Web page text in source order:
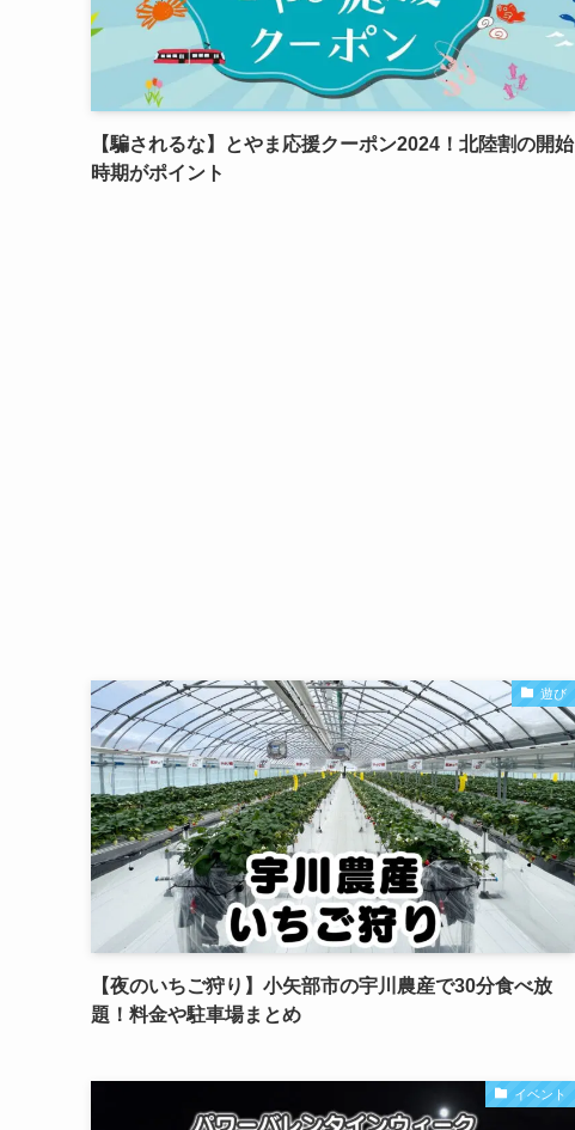
【騙されるな】とやま応援クーポン2024！北陸割の開始
時期がポイント
遊び
【夜のいちご狩り】小矢部市の宇川農産で30分食べ放
題！料金や駐車場まとめ
イベント